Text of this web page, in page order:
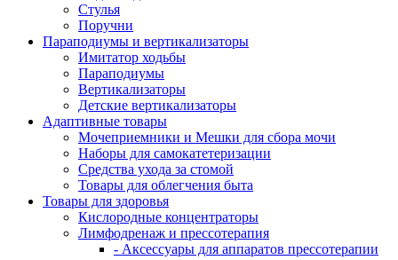
Стулья
Поручни
Параподиумы и вертикализаторы
Имитатор ходьбы
Параподиумы
Вертикализаторы
Детские вертикализаторы
Адаптивные товары
Мочеприемники и Мешки для сбора мочи
Наборы для самокатетеризации
Средства ухода за стомой
Товары для облегчения быта
Товары для здоровья
Кислородные концентраторы
Лимфодренаж и прессотерапия
- Аксессуары для аппаратов прессотерапии